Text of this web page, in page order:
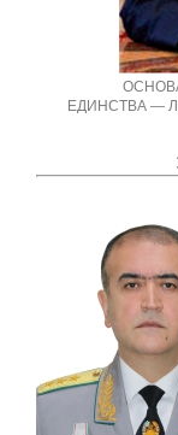
ЕДИНСТВА —